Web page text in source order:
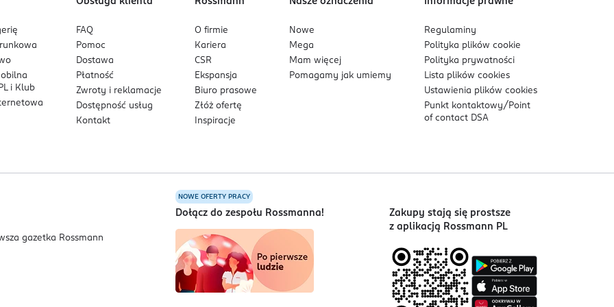
i Klub
FAQ
Pomoc
Dostawa
Płatność
Zwroty i reklamacje
Dostępność usług
Kontakt
O firmie
Kariera
CSR
Ekspansja
Biuro prasowe
Złóż ofertę
Inspiracje
Nowe
Mega
Mam więcej
Pomagamy jak umiemy
Regulaminy
Polityka plikówcookie
Polityka prywatności
Lista plikówcookies
Ustawienia plikówcookies
Punkt kontaktowy/ Point
of contact DSA
NOWE OFERTY PRACY
Dołącz do zespołu Rossmanna!
Zakupy stają się prostsze
z aplikacją Rossmann PL